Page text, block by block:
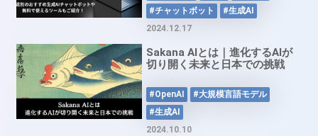
#チャットボット
#生成AI
2024.12.17
Sakana AIとは｜進化するAIが
切り開く未来と日本での挑戦
#OpenAI
#大規模言語モデル
#生成AI
2024.10.10